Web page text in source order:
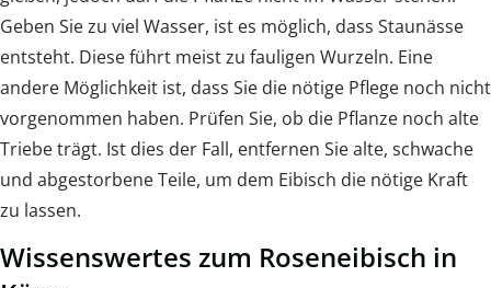
Geben Sie zu viel Wasser, ist es möglich, dass Staunässe
entsteht. Diese führt meist zu fauligen Wurzeln. Eine
andere Möglichkeit ist, dass Sie die nötige Pflege noch nicht
vorgenommen haben. Prüfen Sie, ob die Pflanze noch alte
Triebe trägt. Ist dies der Fall, entfernen Sie alte, schwache
und abgestorbene Teile, um dem Eibisch die nötige Kraft
zu lassen.
Wissenswertes zum Roseneibisch in